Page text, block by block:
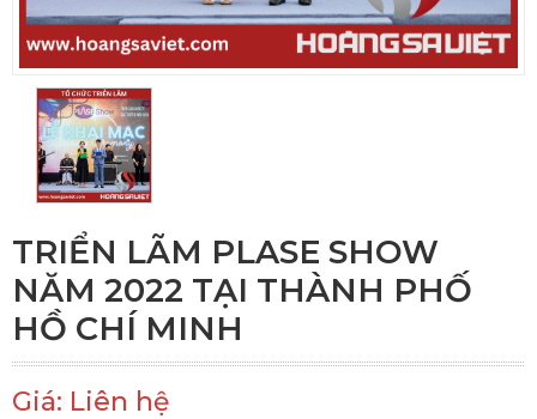
TRIỂN LÃM PLASE SHOW
NĂM 2022 TẠI THÀNH PHỐ
HỒ CHÍ MINH
Giá: Liên hệ